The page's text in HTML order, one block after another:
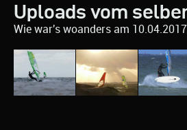
Uploads vom
Wie war's woanders am